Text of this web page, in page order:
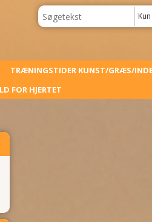
TRÆNINGSTIDER KUNST/GRÆS/
FOR HJERTET